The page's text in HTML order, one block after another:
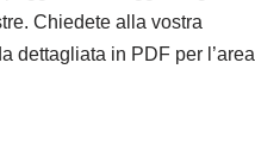
Chiedete alla vostra
dettagliata in PDF per l’area